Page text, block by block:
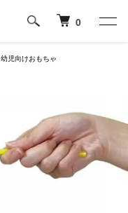
0
幼児向けおもちゃ